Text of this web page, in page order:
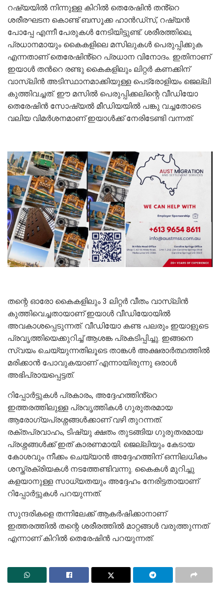
റഷ്യയിൽ നിന്നുള്ള കിറിൽ തെരേഷിൻ തൻ്റെ
ശരീരഘടന കൊണ്ട് ബസൂക്ക ഹാൻഡ്‌സ്, റഷ്യൻ
പോപ്പേ എന്നീ പേരുകൾ നേടിയിട്ടുണ്ട്. ശരീരത്തിലെ,
പ്രധാനമായും കൈകളിലെ മസിലുകൾ പെരുപ്പിക്കുക
എന്നതാണ് തെരേഷിൻ്റെ പ്രധാന വിനോദം. ഇതിനാണ്
ഇയാൾ തൻറെ രണ്ടു കൈകളിലും ലിറ്റർ കണക്കിന്
വാസ്‍ലിൻ അടിസ്ഥാനമാക്കിയുള്ള പെട്രോളിയം ജെല്ലി
കുത്തിവച്ചത്. ഈ മസിൽ പെരുപ്പിക്കലിന്റെ വീഡിയോ
തെരേഷിൻ സോഷ്യൽ മീഡിയയിൽ പങ്കു വച്ചതോടെ
വലിയ വിമർശനമാണ് ഇയാൾക്ക് നേരിടേണ്ടി വന്നത്.
തന്റെ ഓരോ കൈകളിലും 3 ലിറ്റർ വീതം വാസ്‍ലിൻ
കുത്തിവെച്ചതായാണ് ഇയാൾ വീഡിയോയിൽ
അവകാശപ്പെടുന്നത്. വീഡിയോ കണ്ട പലരും ഇയാളുടെ
പ്രവൃത്തിയെക്കുറിച്ച് ആശങ്ക പ്രകടിപ്പിച്ചു. ഇങ്ങനെ
സ്വയം ചെയ്യുന്നതിലൂടെ താങ്കൾ അക്ഷരാർത്ഥത്തിൽ
മരിക്കാൻ പോവുകയാണ് എന്നായിരുന്നു ഒരാൾ
അഭിപ്രായപ്പെട്ടത്.
റിപ്പോർട്ടുകൾ പ്രകാരം, അദ്ദേഹത്തിൻ്റെ
ഇത്തരത്തിലുള്ള പ്രവൃത്തികൾ ഗുരുതരമായ
ആരോഗ്യപ്രശ്നങ്ങൾക്കാണ് വഴി തുറന്നത്.
രക്തപ്രവാഹം, ടിഷ്യു ക്ഷതം തുടങ്ങിയ ഗുരുതരമായ
പ്രശ്നങ്ങൾക്ക് ഇത് കാരണമായി. ജെല്ലിയും കേടായ
കോശവും നീക്കം ചെയ്യാൻ അദ്ദേഹത്തിന് ഒന്നിലധികം
ശസ്ത്രക്രിയകൾ നടത്തേണ്ടിവന്നു. കൈകൾ മുറിച്ചു
കളയാനുള്ള സാധ്യതയും അദ്ദേഹം നേരിട്ടതായാണ്
റിപ്പോർട്ടുകൾ പറയുന്നത്.
സുന്ദരികളെ തന്നിലേക്ക് ആകർഷിക്കാനാണ്
ഇത്തരത്തിൽ തന്റെ ശരീരത്തിൽ മാറ്റങ്ങൾ വരുത്തുന്നത്
എന്നാണ് കിറിൽ തെരേഷിൻ പറയുന്നത്.